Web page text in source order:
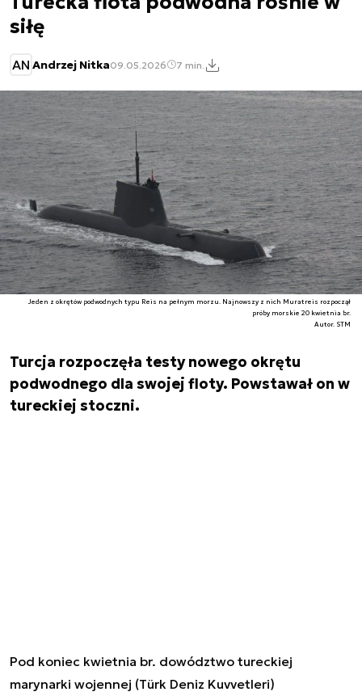
siłę
AN Andrzej Nitka09.05.2026 7 min.
Jeden z okrętów podwodnych typu Reis na pełnym morzu. Najnowszy z nich Muratreis rozpoczął
próby morskie 20 kwietnia br.
Autor. STM
Turcja rozpoczęła testy nowego okrętu
podwodnego dla swojej floty. Powstawał on w
tureckiej stoczni.
Pod koniec kwietnia br. dowództwo tureckiej
marynarki wojennej (Türk Deniz Kuvvetleri)